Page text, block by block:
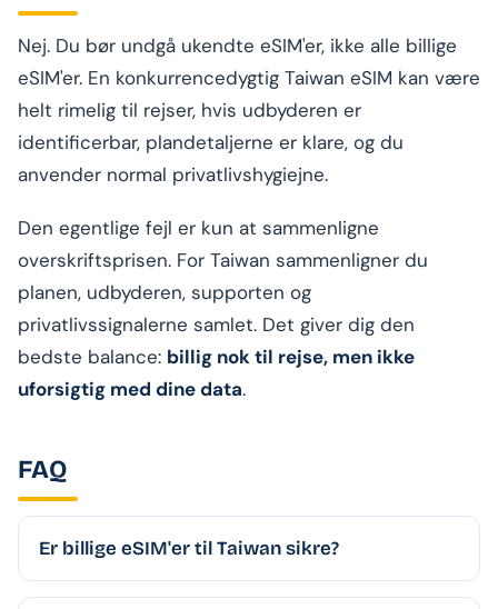
Nej. Du bør undgå ukendte eSIM'er, ikke alle billige
eSIM'er. En konkurrencedygtig Taiwan eSIM kan være
helt rimelig til rejser, hvis udbyderen er
identificerbar, plandetaljerne er klare, og du
anvender normal privatlivshygiejne.
Den egentlige fejl er kun at sammenligne
overskriftsprisen. For Taiwan sammenligner du
planen, udbyderen, supporten og
privatlivssignalerne samlet. Det giver dig den
bedste balance: billig nok til rejse, men ikke
uforsigtig med dine data.
FAQ
Er billige eSIM'er til Taiwan sikre?